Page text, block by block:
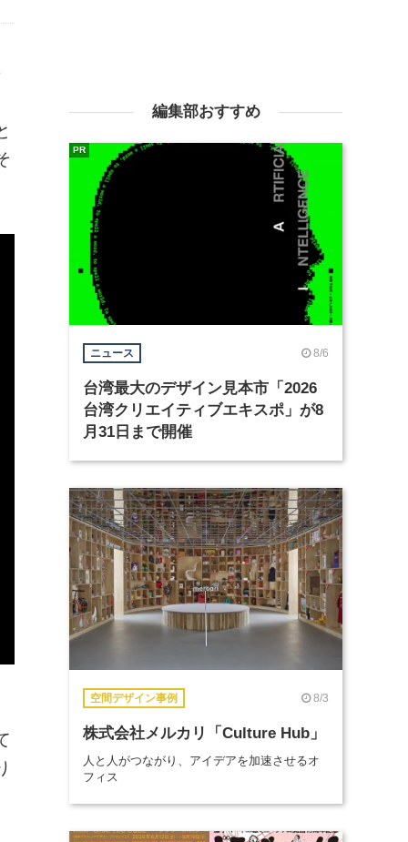
編集部おすすめ
ニュース 8/6
台湾最大のデザイン見本市「2026
台湾クリエイティブエキスポ」が8
月31日まで開催
PR
空間デザイン事例 8/3
株式会社メルカリ「Culture Hub」
人と人がつながり、アイデアを加速させるオ
フィス